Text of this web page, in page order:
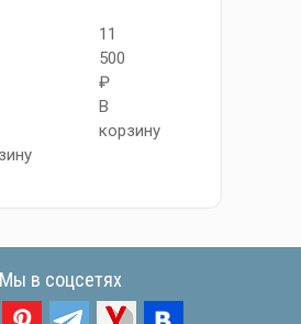
11
500
₽
В
корзину
Мы в соцсетях